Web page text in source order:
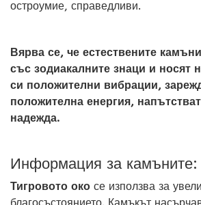
остроумие, справедливи.
Вярва се, че естествените
със зодиакалните знаци и носят
си положителни вибрации,
положителна енергия,
надежда.
Информация за камъните:
Тигровото око се използва за